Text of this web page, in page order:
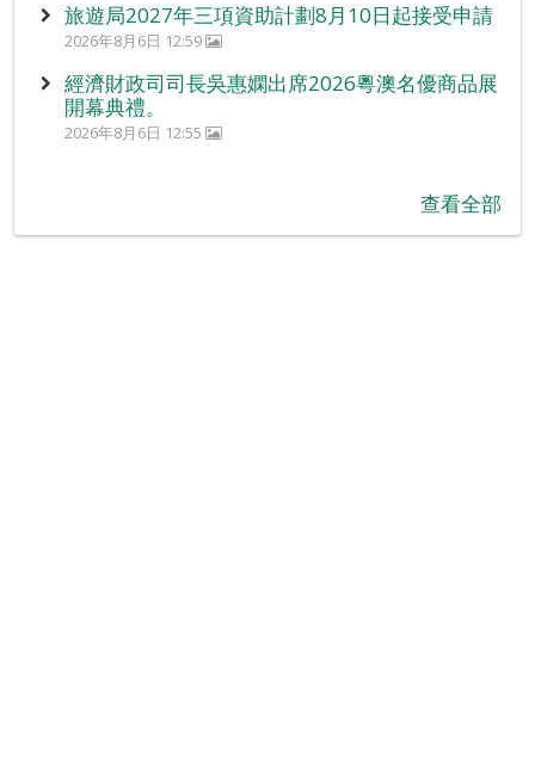
旅遊局2027年三項資助計劃8月10日起接受申請
2026年8月6日 12:59
經濟財政司司長吳惠嫻出席2026粵澳名優商品展
開幕典禮。
2026年8月6日 12:55
查看全部